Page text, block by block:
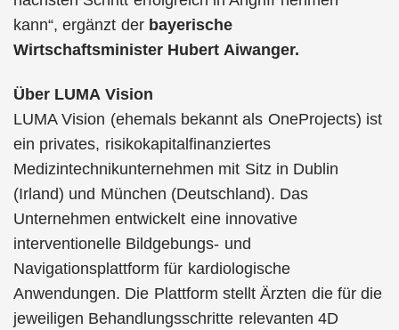
kann“, ergänzt der bayerische
Wirtschaftsminister Hubert Aiwanger.
Über LUMA Vision
LUMA Vision (ehemals bekannt als OneProjects) ist
ein privates, risikokapitalfinanziertes
Medizintechnikunternehmen mit Sitz in Dublin
(Irland) und München (Deutschland). Das
Unternehmen entwickelt eine innovative
interventionelle Bildgebungs- und
Navigationsplattform für kardiologische
Anwendungen. Die Plattform stellt Ärzten die für die
jeweiligen Behandlungsschritte relevanten 4D